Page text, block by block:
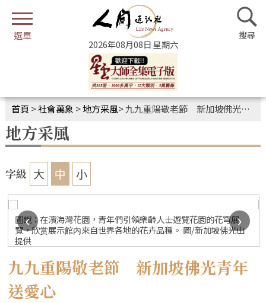
2026年08月08日 星期六
首頁 >社會萬象 >地方采風>九九重陽敬老節 新加坡佛光青年送愛心
地方采風
字級 大 中 小
圖說：在濱海灣花園，青年們引領樂齡人士遊覽花園的花穹展
覽，欣赏展示館内來自世界各地的花卉品種。 圖/新加坡佛光山
提供
‹ ›
九九重陽敬老節 新加坡佛光青年
送愛心